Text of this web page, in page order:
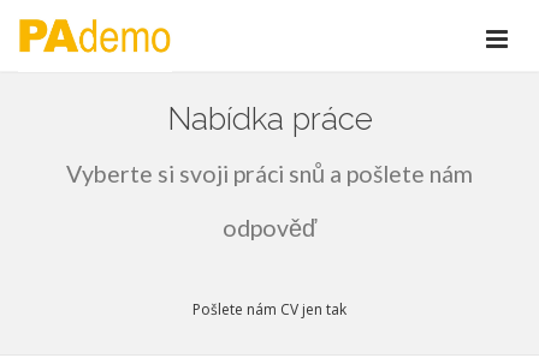
Nabídka práce
Vyberte si svoji práci snů a pošlete nám
odpověď
Pošlete nám CV jen tak